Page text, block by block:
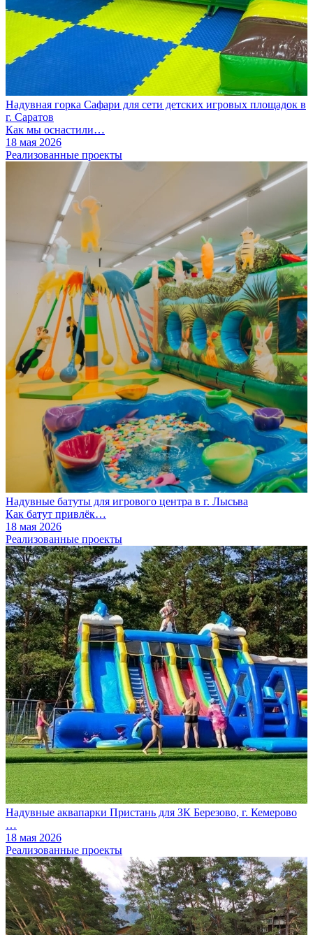
Надувная горка Сафари для сети детских игровых площадок в
г. Саратов
Как мы оснастили…
18 мая 2026
Реализованные проекты
Надувные батуты для игрового центра в г. Лысьва
Как батут привлёк…
18 мая 2026
Реализованные проекты
Надувные аквапарки Пристань для ЗК Березово, г. Кемерово
…
18 мая 2026
Реализованные проекты